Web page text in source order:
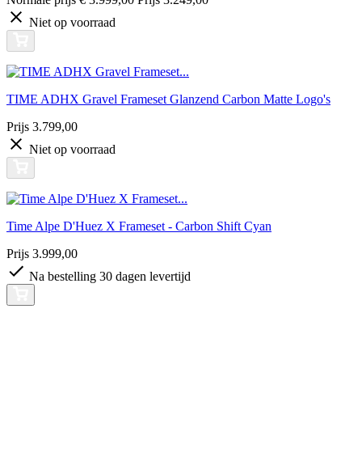
Niet op voorraad
TIME ADHX Gravel Frameset Glanzend Carbon Matte Logo's
Prijs 3.799,00
Niet op voorraad
Time Alpe D'Huez X Frameset - Carbon Shift Cyan
Prijs 3.999,00
Na bestelling 30 dagen levertijd